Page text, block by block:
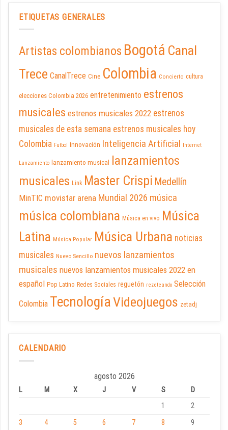
ETIQUETAS GENERALES
Artistas colombianos Bogotá Canal
Trece CanalTrece Cine Colombia Concierto cultura
elecciones Colombia 2026 entretenimiento estrenos
musicales estrenos musicales 2022 estrenos
musicales de esta semana estrenos musicales hoy
Colombia Futbol Innovación Inteligencia Artificial Internet
Lanzamiento lanzamiento musical
lanzamientos
musicales Link Master Crispi Medellín
MinTIC movistar arena Mundial 2026 música
música colombiana Música en vivo Música
Latina Música Popular Música Urbana noticias
musicales Nuevo Sencillo nuevos lanzamientos
musicales nuevos lanzamientos musicales 2022 en
español Pop Latino Redes Sociales reguetón rezeteando Selección
Colombia TecnologíaVideojuegos zetadj
CALENDARIO
agosto 2026
L M X J V S
D
1
2
3
4 5 6 7 8
9